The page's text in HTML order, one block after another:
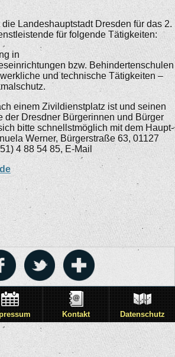
Landeshauptstadt Dresden für das 2.
für folgende Tätigkeiten:
in
bzw. Behindertenschulen
und technische Tätigkeiten –
einem Zivildienstplatz ist und seinen
der Dresdner Bürgerinnen und Bürger
bitte schnellstmöglich mit dem Haupt-
Werner, Bürgerstraße 63, 01127
4 88 54 85, E-Mail
Kontakt Datenschutz